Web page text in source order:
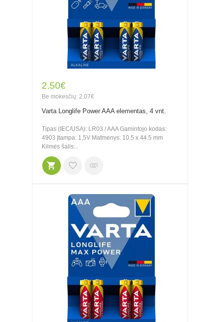
2.50€
Be mokesčių: 2.07€
Varta Longlife Power AAA elementas, 4 vnt.
Tipas (IEC/USA): LR03 / AAA Gamintojo kodas:
4903 Įtampa: 1,5V Matmenys: 10.5 x 44.5 mm
Kilmės šalis:..